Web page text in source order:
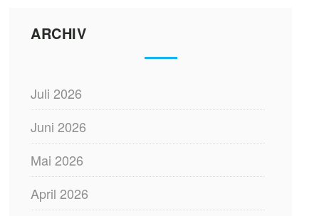
ARCHIV
Juli 2026
Juni 2026
Mai 2026
April 2026